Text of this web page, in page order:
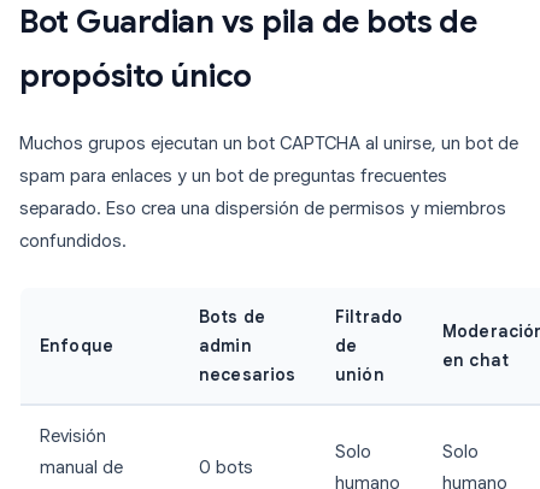
Bot Guardian vs pila de bots de
propósito único
Muchos grupos ejecutan un bot CAPTCHA al unirse, un bot de
spam para enlaces y un bot de preguntas frecuentes
separado. Eso crea una dispersión de permisos y miembros
confundidos.
Enfoque
Bots de
admin
necesarios
Filtrado
de
unión
en chat
Revisión
manual de
0 bots
Solo
humano
Solo
humano